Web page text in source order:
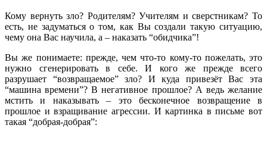
Кому вернуть зло? Родителям? Учителям и сверстникам? То
есть, не задуматься о том, как Вы создали такую ситуацию,
чему она Вас научила, а – наказать “обидчика”!
Вы же понимаете: прежде, чем что-то кому-то пожелать, это
нужно сгенерировать в себе. И кого же прежде всего
разрушает “возвращаемое” зло? И куда привезёт Вас эта
“машина времени”? В негативное прошлое? А ведь желание
мстить и наказывать – это бесконечное возвращение в
прошлое и взращивание агрессии. И картинка в письме вот
такая “добрая-добрая”: